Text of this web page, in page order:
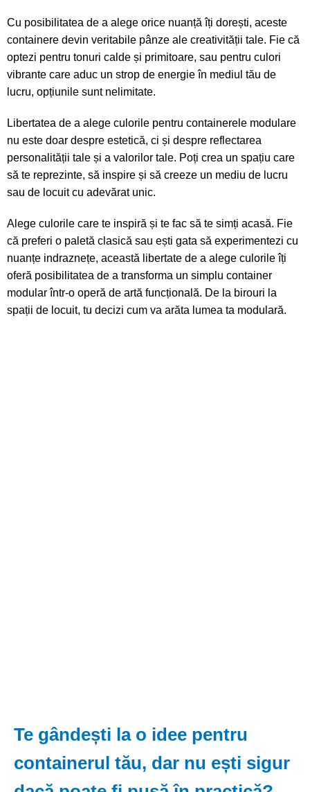
Cu posibilitatea de a alege orice nuanță îți dorești, aceste
containere devin veritabile pânze ale creativității tale. Fie că
optezi pentru tonuri calde și primitoare, sau pentru culori
vibrante care aduc un strop de energie în mediul tău de
lucru, opțiunile sunt nelimitate.
Libertatea de a alege culorile pentru containerele modulare
nu este doar despre estetică, ci și despre reflectarea
personalității tale și a valorilor tale. Poți crea un spațiu care
să te reprezinte, să inspire și să creeze un mediu de lucru
sau de locuit cu adevărat unic.
Alege culorile care te inspiră și te fac să te simți acasă. Fie
că preferi o paletă clasică sau ești gata să experimentezi cu
nuanțe indraznețe, această libertate de a alege culorile îți
oferă posibilitatea de a transforma un simplu container
modular într-o operă de artă funcțională. De la birouri la
spații de locuit, tu decizi cum va arăta lumea ta modulară.
Te gândești la o idee pentru
containerul tău, dar nu ești sigur